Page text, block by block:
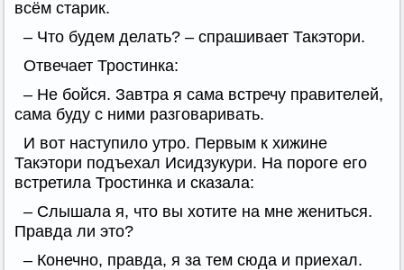
всём старик.
– Что будем делать? – спрашивает Такэтори.
Отвечает Тростинка:
– Не бойся. Завтра я сама встречу правителей,
сама буду с ними разговаривать.
И вот наступило утро. Первым к хижине
Такэтори подъехал Исидзукури. На пороге его
встретила Тростинка и сказала:
– Слышала я, что вы хотите на мне жениться.
Правда ли это?
– Конечно, правда, я за тем сюда и приехал.